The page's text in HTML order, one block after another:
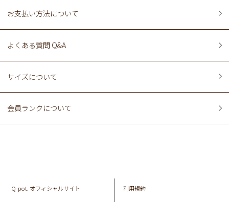
お支払い方法について
よくある質問 Q&A
サイズについて
会員ランクについて
Q-pot. オフィシャルサイト 利用規約